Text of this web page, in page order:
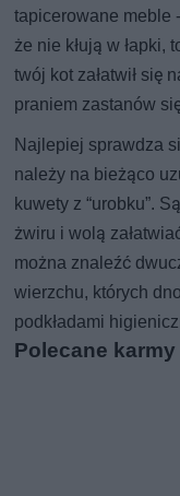
tapicerowane meble
że nie kłują w łapki,
twój kot załatwił się
praniem zastanów
Najlepiej sprawdza
należy na bieżąco
kuwety z “urobku”.
żwiru i wolą
można znaleźć
wierzchu, których
podkładami
Polecane